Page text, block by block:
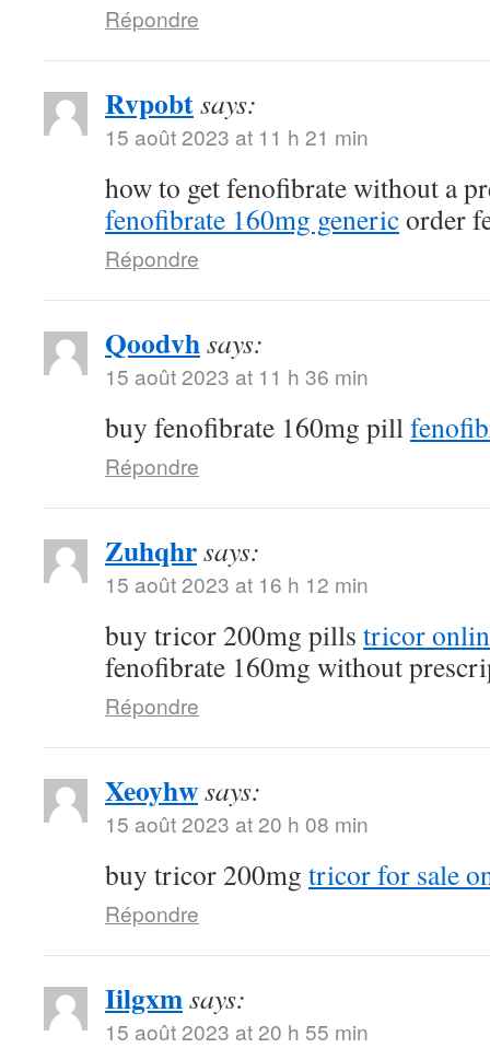
Répondre
Rvpobtsays:
15 août 2023 at 11 h 21 min
how to get fenofibrate without a
fenofibrate 160mg genericorder
Répondre
Qoodvhsays:
15 août 2023 at 11 h 36 min
buy fenofibrate 160mg pill
Répondre
Zuhqhrsays:
15 août 2023 at 16 h 12 min
buy tricor 200mg pills tricor
fenofibrate 160mg without
Répondre
Xeoyhwsays:
15 août 2023 at 20 h 08 min
buy tricor 200mg tricor for sale
Répondre
Iilgxmsays:
15 août 2023 at 20 h 55 min